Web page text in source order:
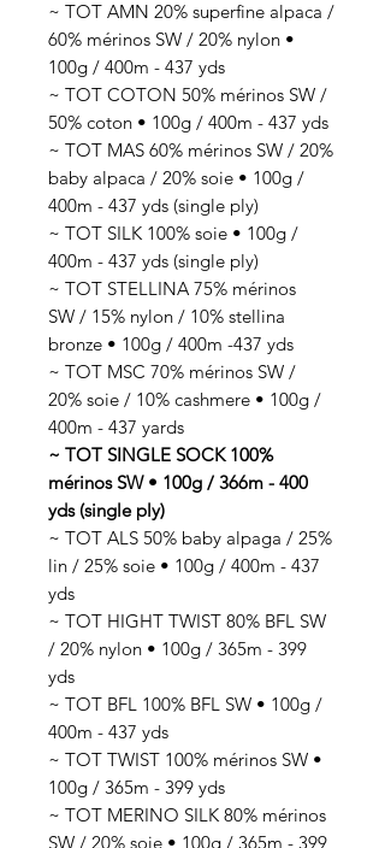
~ TOT AMN 20% superfine alpaca /
60% mérinos SW / 20% nylon •
100g / 400m - 437 yds
~ TOT COTON 50% mérinos SW /
50% coton • 100g / 400m - 437 yds
~ TOT MAS 60% mérinos SW / 20%
baby alpaca / 20% soie • 100g /
400m - 437 yds (single ply)
~ TOT SILK 100% soie • 100g /
400m - 437 yds (single ply)
~ TOT STELLINA 75% mérinos
SW / 15% nylon / 10% stellina
bronze • 100g / 400m -437 yds
~ TOT MSC 70% mérinos SW /
20% soie / 10% cashmere • 100g /
400m - 437 yards
~ TOT SINGLE SOCK 100%
mérinos SW • 100g / 366m - 400
yds (single ply)
~ TOT ALS 50% baby alpaga / 25%
lin / 25% soie • 100g / 400m - 437
yds
~ TOT HIGHT TWIST 80% BFL SW
/ 20% nylon • 100g / 365m - 399
yds
~ TOT BFL 100% BFL SW • 100g /
400m - 437 yds
~ TOT TWIST 100% mérinos SW •
100g / 365m - 399 yds
~ TOT MERINO SILK 80% mérinos
SW / 20% soie • 100g / 365m - 399